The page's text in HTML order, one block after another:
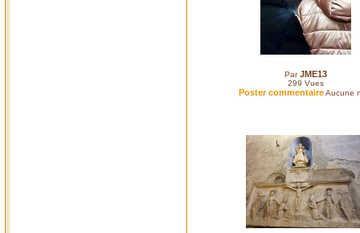
ParJME13
299 Vues
Poster commentaireAucune